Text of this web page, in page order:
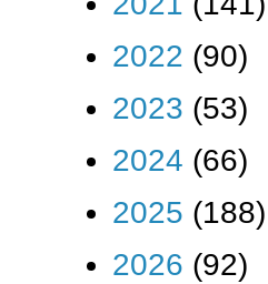
2022 (90)
2023 (53)
2024 (66)
2025 (188)
2026 (92)